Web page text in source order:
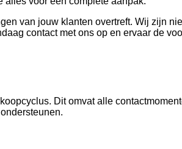
van jouw klanten overtreft. Wij zijn
contact met ons op en ervaar de
Dit omvat alle